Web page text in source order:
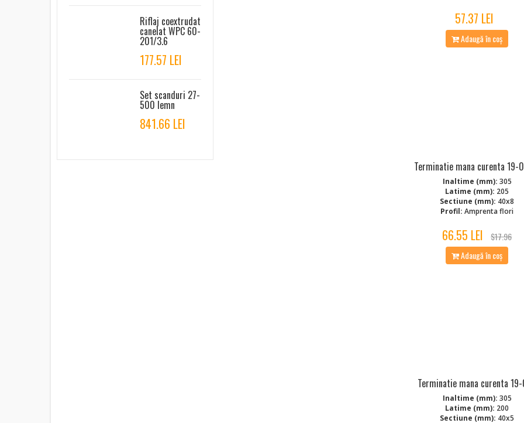
57.37 LEI
Adaugă în coș
Terminatie mana curenta 19-
Inaltime (mm): 305
Latime (mm): 205
Sectiune (mm): 40x8
Profil: Amprenta flori
66.55 LEI
$17.96
Adaugă în coș
Terminatie mana curenta
Inaltime (mm): 305
Latime (mm): 200
Sectiune (mm): 40x5
Riflaj coextrudat
canelat WPC 60-
201/3.6
177.57 LEI
Set scanduri 27-
500 lemn
841.66 LEI